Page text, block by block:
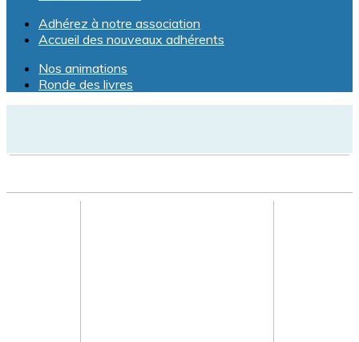
Adhérez à notre association
Accueil des nouveaux adhérents
Nos animations
Ronde des livres